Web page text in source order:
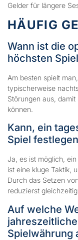
Gelder für längere
HÄUFIG
Wann ist die
höchsten
Am besten spielt
typischerweise
Störungen aus,
können.
Kann, ein
Spiel
Ja, es ist möglich,
ist eine kluge Taktik,
Durch das Setzen
reduzierst
Auf welche
Spielwährung